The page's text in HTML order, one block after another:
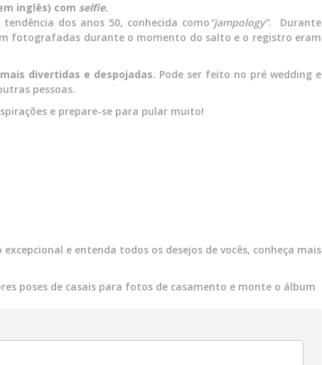
inglês) com selfie.
dos anos 50, conhecida como“jampology”. Durante
fotografadas durante o momento do salto e o registro eram
divertidas e despojadas. Pode ser feito no pré wedding e
pessoas.
e prepare-se para pular muito!
e entenda todos os desejos de vocês, conheça mais
poses de casais para fotos de casamento e monte o álbum